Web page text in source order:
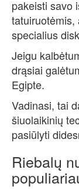
pakeisti savo
tatuiruotėmis,
specialius
Jeigu
drąsiai
Egipte.
Vadinasi, tai
šiuolaikinių
pasiūlyti
Riebalų